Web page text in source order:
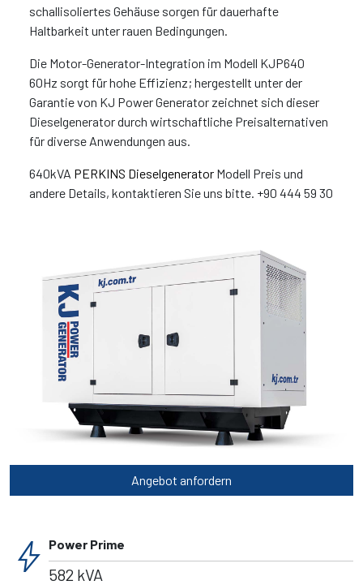
schallisoliertes Gehäuse sorgen für dauerhafte
Haltbarkeit unter rauen Bedingungen.
Die Motor-Generator-Integration im Modell KJP640
60Hz sorgt für hohe Effizienz; hergestellt unter der
Garantie von KJ Power Generator zeichnet sich dieser
Dieselgenerator durch wirtschaftliche Preisalternativen
für diverse Anwendungen aus.
640kVA PERKINS Dieselgenerator Modell Preis und
andere Details, kontaktieren Sie uns bitte. +90 444 59 30
Angebot anfordern
bolt Power Prime
582 kVA